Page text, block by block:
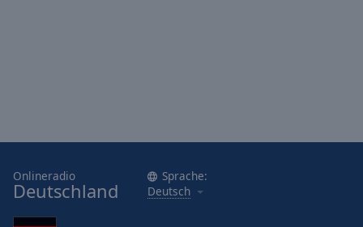
Onlineradio
Deutschland
Sprache:
Deutsch